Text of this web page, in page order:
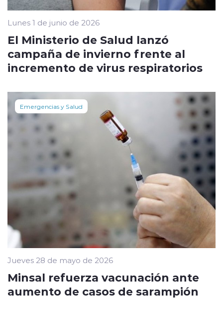
Lunes 1 de junio de 2026
El Ministerio de Salud lanzó
campaña de invierno frente al
incremento de virus respiratorios
Emergencias y Salud
Jueves 28 de mayo de 2026
Minsal refuerza vacunación ante
aumento de casos de sarampión